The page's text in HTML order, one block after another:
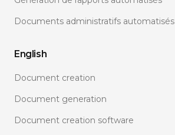
Documents administratifs automatisés
English
Document creation
Document generation
Document creation software